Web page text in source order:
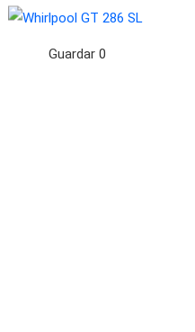
Guardar 0